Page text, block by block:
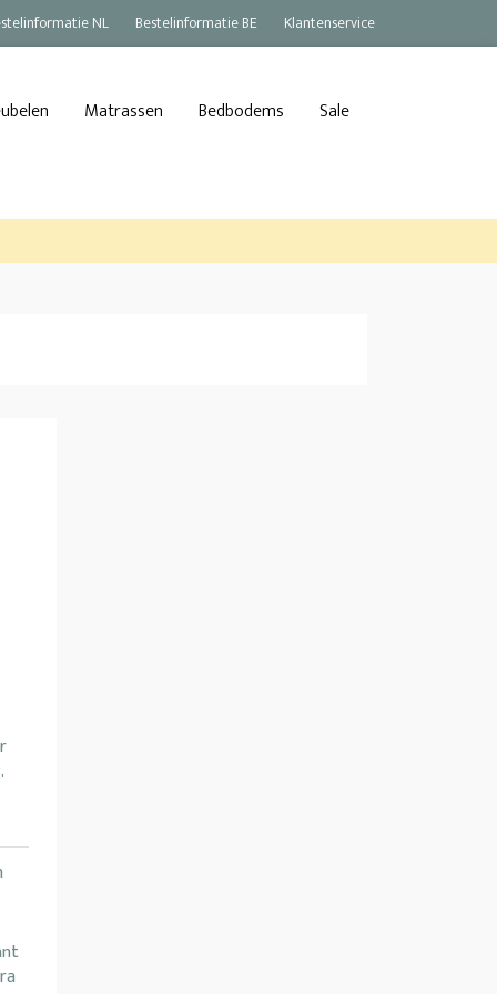
NL Bestelinformatie BE Klantenservice
Matrassen Bedbodems Sale